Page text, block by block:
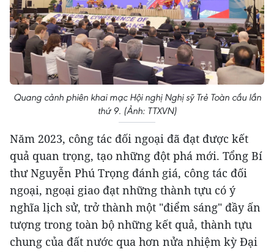
Quang cảnh phiên khai mạc Hội nghị Nghị sỹ Trẻ Toàn cầu lần
thứ 9. (Ảnh: TTXVN)
Năm 2023, công tác đối ngoại đã đạt được kết
quả quan trọng, tạo những đột phá mới. Tổng Bí
thư Nguyễn Phú Trọng đánh giá, công tác đối
ngoại, ngoại giao đạt những thành tựu có ý
nghĩa lịch sử, trở thành một "điểm sáng" đầy ấn
tượng trong toàn bộ những kết quả, thành tựu
chung của đất nước qua hơn nửa nhiệm kỳ Đại